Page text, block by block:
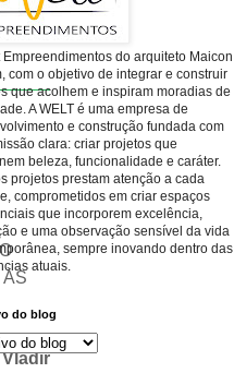
Vladir
Empreendimentos do arquiteto Maicon
com o objetivo de integrar e construir
que acolhem e inspiram moradias de
A WELT é uma empresa de
e construção fundada com
clara: criar projetos que
beleza, funcionalidade e caráter.
projetos prestam atenção a cada
comprometidos em criar espaços
que incorporem excelência,
e uma observação sensível da vida
sempre inovando dentro das
atuais.
do blog